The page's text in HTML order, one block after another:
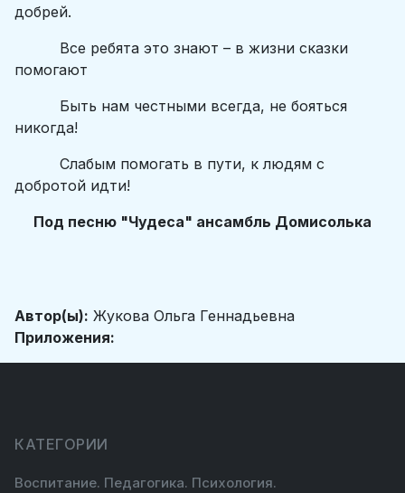
добрей.
Все ребята это знают – в жизни сказки
помогают
Быть нам честными всегда, не бояться
никогда!
Слабым помогать в пути, к людям с
добротой идти!
Под песню "Чудеса" ансамбль Домисолька
Автор(ы): Жукова Ольга Геннадьевна
Приложения:
КАТЕГОРИИ
Воспитание. Педагогика. Психология.